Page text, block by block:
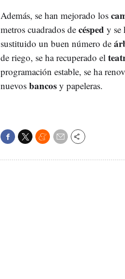
Además, se han mejorado los
metros cuadrados de césped y se
sustituido un buen número de
de riego, se ha recuperado el
programación estable, se ha
nuevos bancos y papeleras.